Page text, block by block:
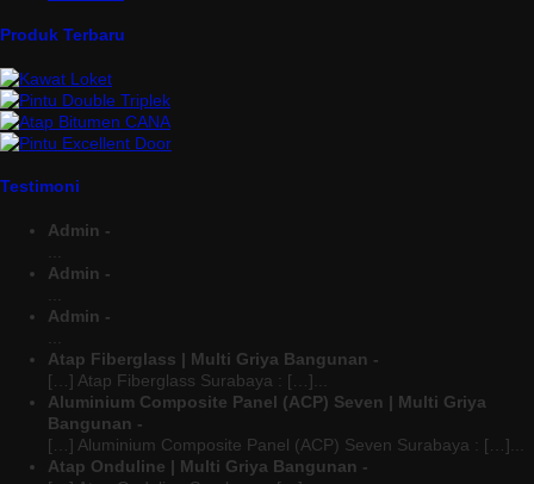
Produk Terbaru
Testimoni
Admin -
Admin -
Admin -
Atap Fiberglass | Multi Griya Bangunan -
[…] Atap Fiberglass Surabaya : […]...
Aluminium Composite Panel (ACP) Seven | Multi Griya
Bangunan -
[…] Aluminium Composite Panel (ACP) Seven Surabaya : […]...
Atap Onduline | Multi Griya Bangunan -